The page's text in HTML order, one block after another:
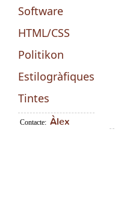
Software
HTML/CSS
Politikon
Estilogràfiques
Tintes
Contacte: Àlex